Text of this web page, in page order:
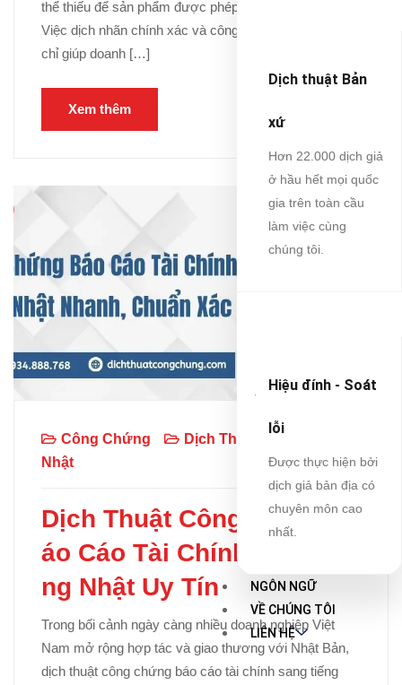
Dịch thuật Bản
xứ
Hơn 22.000 dịch giả
ở hầu hết mọi quốc
gia trên toàn cầu
làm việc cùng
chúng tôi.
Hiệu đính - Soát
lỗi
Được thực hiện bởi
dịch giả bản địa có
chuyên môn cao
nhất.
NGÔN NGỮ
VỀ CHÚNG TÔI
LIÊN HỆ
thể thiếu để sản phẩm được phép lưu hành hợp pháp.
Việc dịch nhãn chính xác và công chứng hợp lệ không
chỉ giúp doanh […]
Xem thêm
Công Chứng Dịch Thuật
Nhật
Dịch Thuật Công Chứng B
áo Cáo Tài Chính Sang Tiế
ng Nhật Uy Tín
Trong bối cảnh ngày càng nhiều doanh nghiệp Việt
Nam mở rộng hợp tác và giao thương với Nhật Bản,
dịch thuật công chứng báo cáo tài chính sang tiếng